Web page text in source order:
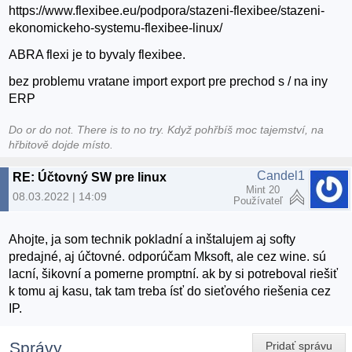
https://www.flexibee.eu/podpora/stazeni-flexibee/stazeni-
ekonomickeho-systemu-flexibee-linux/
ABRA flexi je to byvaly flexibee.
bez problemu vratane import export pre prechod s / na iny
ERP
Do or do not. There is to no try.​ Když pohřbíš moc tajemství, na
hřbitově dojde místo.
RE: Účtovný SW pre linux
08.03.2022 | 14:09
Candel1
Mint 20
Používateľ
Ahojte, ja som technik pokladní a inštalujem aj softy
predajné, aj účtovné. odporúčam Mksoft, ale cez wine. sú
lacní, šikovní a pomerne promptní. ak by si potreboval riešiť
k tomu aj kasu, tak tam treba ísť do sieťového riešenia cez
IP.
Pridať správu
Správy